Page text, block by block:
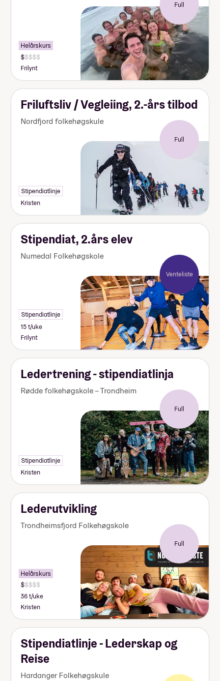
Full
Helårskurs
Frilynt
Friluftsliv / Vegleiing, 2.-års tilbod
Nordfjord folkehøgskule
Full
Stipendiatlinje
Kristen
Stipendiat, 2.års elev
Numedal Folkehøgskole
Venteliste
Stipendiatlinje
15 t/uke
Frilynt
Ledertrening - stipendiatlinja
Rødde folkehøgskole – Trondheim
Full
Stipendiatlinje
Kristen
Lederutvikling
Trondheimsfjord Folkehøgskole
Full
Helårskurs
36 t/uke
Kristen
Stipendiatlinje - Lederskap og
Reise
Hardanger Folkehøgskule